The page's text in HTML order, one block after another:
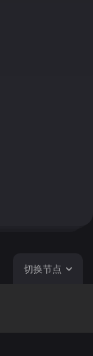
切换节点